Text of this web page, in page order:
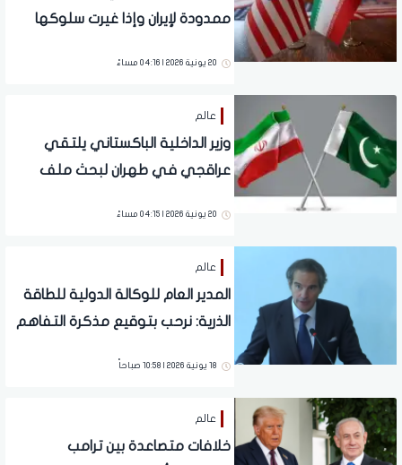
ممدودة لإيران وإذا غيرت سلوكها
مختلفة معها
20 يونية 2026 | 04:16 مساءً
عالم
وزير الداخلية الباكستاني يلتقي
عراقجي في طهران لبحث ملف
20 يونية 2026 | 04:15 مساءً
عالم
المدير العام للوكالة الدولية للطاقة
الذرية: نرحب بتوقيع مذكرة التفاهم
مفاوضات سويسرا
18 يونية 2026 | 10:58 صباحاً
عالم
خلافات متصاعدة بين ترامب